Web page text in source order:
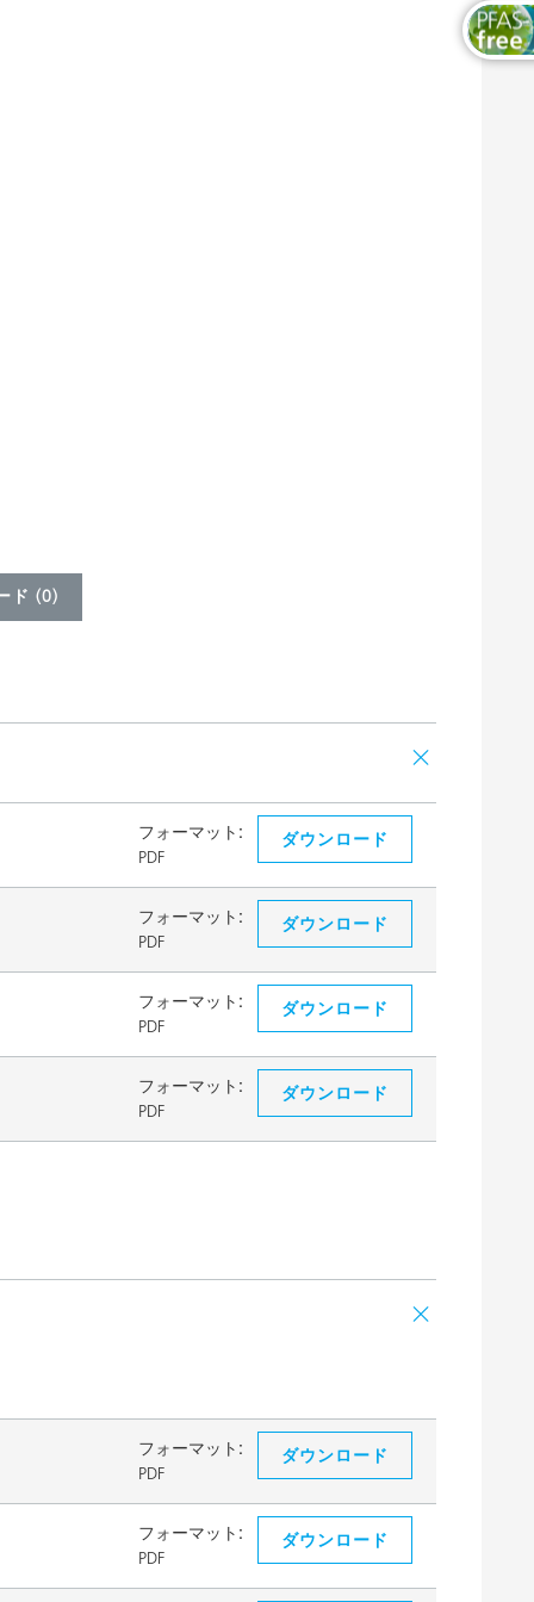
ド (0)
フォーマット:
PDF
ダウンロード
フォーマット:
PDF
ダウンロード
フォーマット:
PDF
ダウンロード
フォーマット:
PDF
ダウンロード
フォーマット:
PDF
ダウンロード
フォーマット:
PDF
ダウンロード